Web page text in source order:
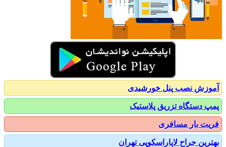
نصب پنل خورشیدی
دستگاه تزریق پلاستیک
بار مسافری
جراح لاپاراسکوپی تهران